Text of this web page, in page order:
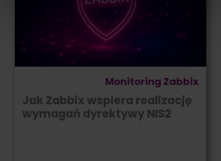
Monitoring Zabbix
Jak Zabbix wspiera realizację
wymagań dyrektywy NIS2